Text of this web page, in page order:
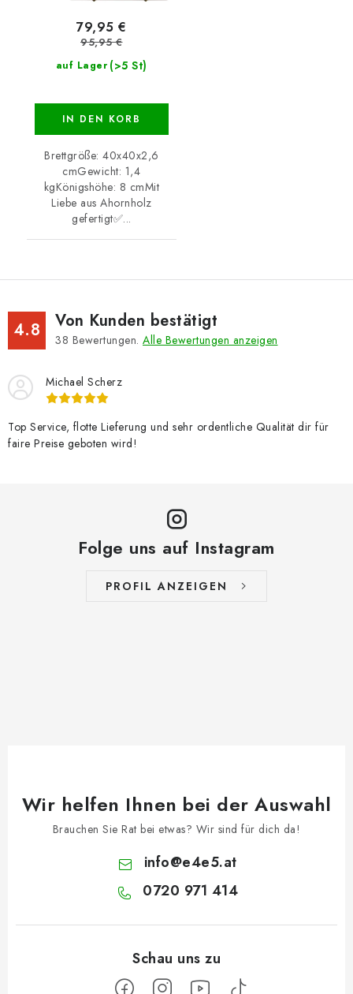
auf Lager (>5 St)
79,95 €
95,95 €
IN DEN KORB
Brettgröße: 40x40x2,6
cmGewicht: 1,4
kgKönigshöhe: 8 cmMit
Liebe aus Ahornholz
gefertigt✅...
4.8 Von Kunden bestätigt
38 Bewertungen. Alle Bewertungen anzeigen
Michael Scherz
Top Service, flotte Lieferung und sehr ordentliche Qualität dir für
faire Preise geboten wird!
Folge uns auf Instagram
PROFIL ANZEIGEN
Wir helfen Ihnen bei der Auswahl
Brauchen Sie Rat bei etwas? Wir sind für dich da!
info@e4e5.at
0720 971 414